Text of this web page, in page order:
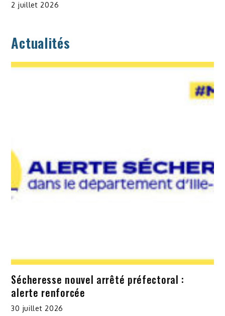
2 juillet 2026
Actualités
Sécheresse nouvel arrêté préfectoral :
alerte renforcée
30 juillet 2026